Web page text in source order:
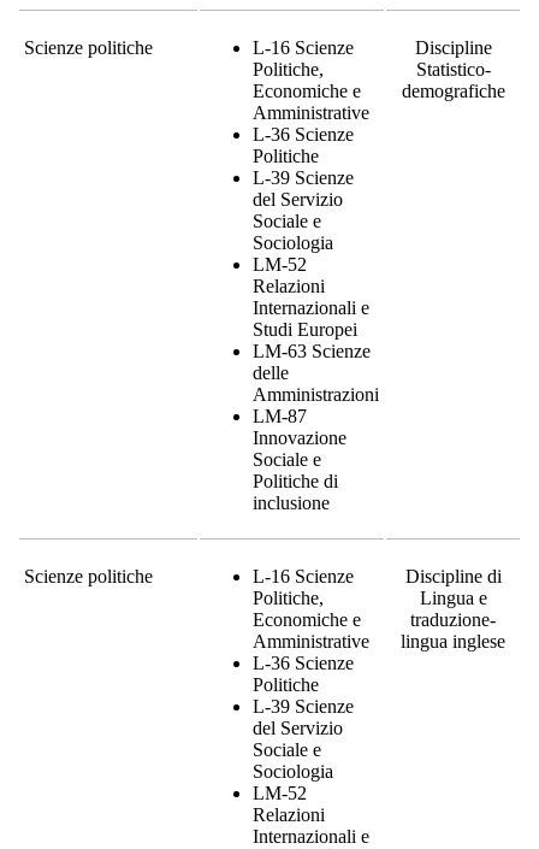
Scienze politiche
L-16 Scienze
Politiche,
Economiche e
Amministrative
L-36 Scienze
Politiche
L-39 Scienze
del Servizio
Sociale e
Sociologia
LM-52
Relazioni
Internazionali e
Studi Europei
LM-63 Scienze
delle
Amministrazioni
LM-87
Innovazione
Sociale e
Politiche di
inclusione
Discipline
Statistico-
demografiche
Scienze politiche
L-16 Scienze
Politiche,
Economiche e
Amministrative
L-36 Scienze
Politiche
L-39 Scienze
del Servizio
Sociale e
Sociologia
LM-52
Relazioni
Internazionali e
Discipline di
Lingua e
traduzione-
lingua inglese